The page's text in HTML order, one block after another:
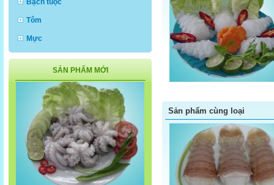
Bạch tuộc
Tôm
Mực
SẢN PHẨM MỚI
Sản phẩm cùng loại